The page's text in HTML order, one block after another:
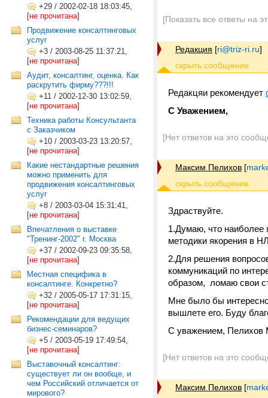
+29 / 2002-02-18 18:03:45,
[не прочитана]
Продвижение консалтинговых
услуг
+3 / 2003-08-25 11:37:21,
[не прочитана]
Аудит, консалтинг, оценка. Как
раскрутить фирму???!!!
+11 / 2002-12-30 13:02:59,
[не прочитана]
Техника работы Консультанта
с Заказчиком
+10 / 2003-03-23 13:20:57,
[не прочитана]
Какие нестандартные решения
можно применить для
продвижения консалтинговых
услуг
+8 / 2003-03-04 15:31:41,
[не прочитана]
Впечатления о выставке
"Тренинг-2002" г. Москва
+37 / 2002-09-23 09:35:58,
[не прочитана]
Местная специфика в
консалтинге. Конкретно?
+32 / 2005-05-17 17:31:15,
[не прочитана]
Рекомендации для ведущих
бизнес-семинаров?
+5 / 2003-05-19 17:49:54,
[не прочитана]
Выставочный консалтинг:
существует ли он вообще, и
чем Российский отличается от
мирового?
[Показать все ответы на
Редакция [ri@triz-ri.ru]
Редакцяи рекомендует
С Уважением,
[Нет ответов на это
Максим Пелихов [
Здраствуйте.
1.Думаю, что наиболее
методики якорения в
2.Для решения
коммуникаций по
образом, ломаю свои
Мне было бы
вышлете его. Буду
С уважением, Пелихов
[Нет ответов на это
Максим Пелихов [